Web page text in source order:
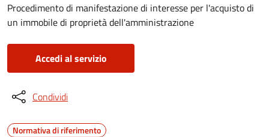
Procedimento di manifestazione di interesse per l'acquisto di
un immobile di proprietà dell'amministrazione
Accedi al servizio
Condividi
Normativa di riferimento